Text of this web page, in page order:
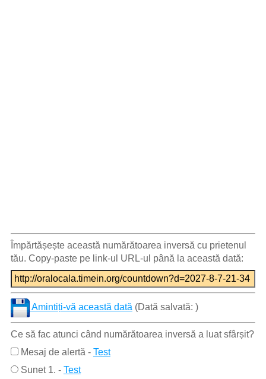
Împărtășește această numărătoarea inversă cu prietenul
tău. Copy-paste pe link-ul URL-ul până la această dată:
Amintiți-vă această dată (Dată salvată: )
Ce să fac atunci când numărătoarea inversă a luat sfârșit?
Mesaj de alertă - Test
Sunet 1. - Test